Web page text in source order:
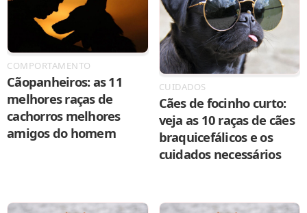
COMPORTAMENTO
Cãopanheiros: as 11
melhores raças de
cachorros melhores
amigos do homem
CUIDADOS
Cães de focinho curto:
veja as 10 raças de cães
braquicefálicos e os
cuidados necessários